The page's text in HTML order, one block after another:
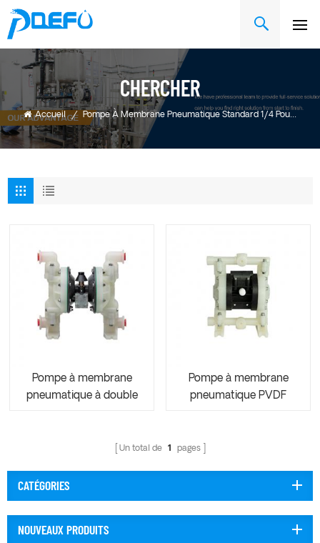
CHERCHER
Accueil / Pompe À Membrane Pneumatique Standard 1/4 Pouce
Pompe à membrane
pneumatique à double
Pompe à membrane
pneumatique PVDF
Un total de 1 pages
CATÉGORIES
NOUVEAUX PRODUITS